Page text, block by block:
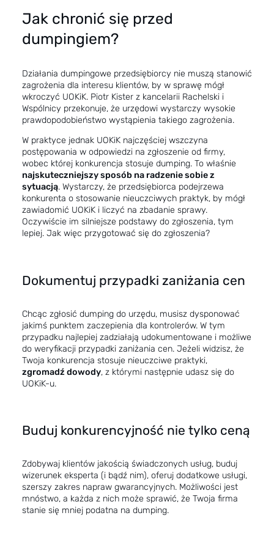
Jak chronić się przed
dumpingiem?
Działania dumpingowe przedsiębiorcy nie muszą stanowić
zagrożenia dla interesu klientów, by w sprawę mógł
wkroczyć UOKiK. Piotr Kister z kancelarii Rachelski i
Wspólnicy przekonuje, że urzędowi wystarczy wysokie
prawdopodobieństwo wystąpienia takiego zagrożenia.
W praktyce jednak UOKiK najczęściej wszczyna
postępowania w odpowiedzi na zgłoszenie od firmy,
wobec której konkurencja stosuje dumping. To właśnie
najskuteczniejszy sposób na radzenie sobie z
sytuacją. Wystarczy, że przedsiębiorca podejrzewa
konkurenta o stosowanie nieuczciwych praktyk, by mógł
zawiadomić UOKiK i liczyć na zbadanie sprawy.
Oczywiście im silniejsze podstawy do zgłoszenia, tym
lepiej. Jak więc przygotować się do zgłoszenia?
Dokumentuj przypadki zaniżania cen
Chcąc zgłosić dumping do urzędu, musisz dysponować
jakimś punktem zaczepienia dla kontrolerów. W tym
przypadku najlepiej zadziałają udokumentowane i możliwe
do weryfikacji przypadki zaniżania cen. Jeżeli widzisz, że
Twoja konkurencja stosuje nieuczciwe praktyki,
zgromadź dowody, z którymi następnie udasz się do
UOKiK-u.
Buduj konkurencyjność nie tylko ceną
Zdobywaj klientów jakością świadczonych usług, buduj
wizerunek eksperta (i bądź nim), oferuj dodatkowe usługi,
szerszy zakres napraw gwarancyjnych. Możliwości jest
mnóstwo, a każda z nich może sprawić, że Twoja firma
stanie się mniej podatna na dumping.